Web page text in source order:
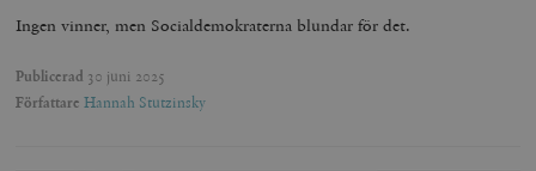
Ingen vinner, men Socialdemokraterna blundar för det.
Publicerad 30 juni 2025
Författare Hannah Stutzinsky